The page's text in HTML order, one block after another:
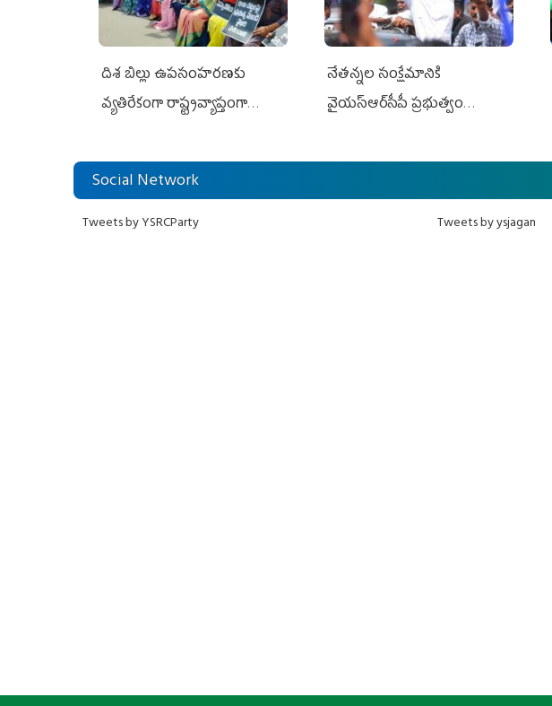
దిశ బిల్లు ఉపసంహరణకు
వ్యతిరేకంగా రాష్ట్రవ్యాప్తంగా
ఆందోళనలు
నేతన్నల సంక్షేమానికి
వైయ‌స్ఆర్‌సీపీ ప్రభుత్వం
Social Network
Tweets by YSRCParty Tweets by ysjagan